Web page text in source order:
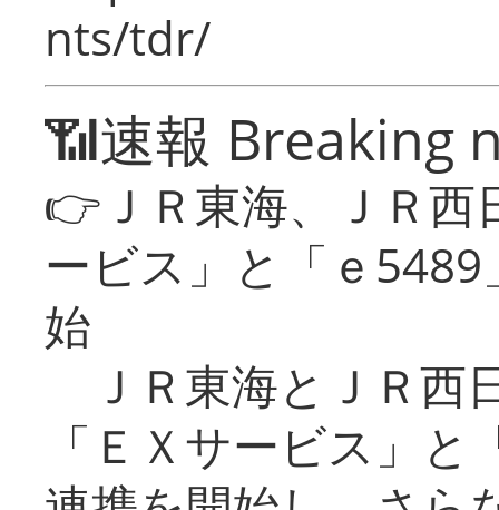
nts/tdr/
📶速報 Breaking
👉ＪＲ東海、ＪＲ
ービス」と「ｅ
始
ＪＲ東海とＪＲ西
「ＥＸサービス」